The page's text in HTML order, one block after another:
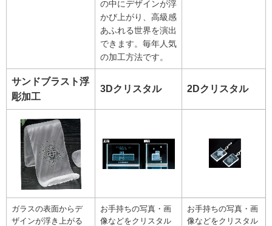
の中にデザインが浮
かび上がり、高級感
あふれる世界を演出
できます。毎年人気
の加工方法です。
サンドブラスト浮
彫加工
3Dクリスタル 2Dクリスタル
ガラスの表面からデ
ザインが浮き上がる
お手持ちの写真・画
像などをクリスタル
お手持ちの写真・画
像などをクリスタル